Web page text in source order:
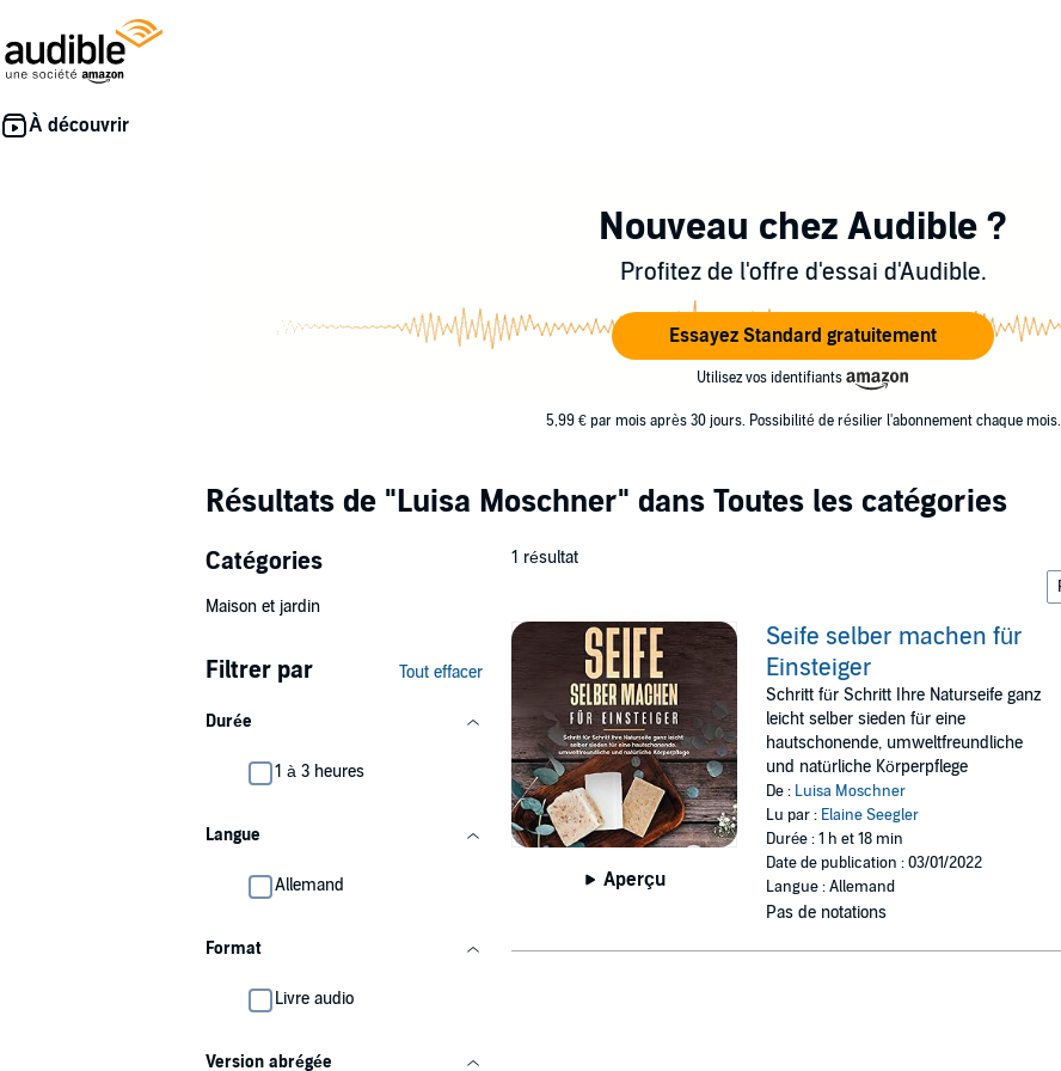
Nouveau chez Audible ?
Profitez de l'offre d'essai d'Audible.
Essayez Standard gratuitement
Utilisez vos identifiants
5,99 € par mois après 30 jours. Possibilité de résilier l'abonnement chaque mois.
Résultats de "Luisa Moschner" dans Toutes les catégories
Catégories
Maison et jardin
Filtrer par Tout effacer
Durée
1 à 3 heures
Langue
Allemand
Format
Livre audio
Version abrégée
1 résultat
Aperçu
Seife selber machen für
Einsteiger
Schritt für Schritt Ihre Naturseife ganz
leicht selber sieden für eine
hautschonende, umweltfreundliche
und natürliche Körperpflege
De : Luisa Moschner
Lu par : Elaine Seegler
Durée : 1 h et 18 min
Date de publication : 03/01/2022
Langue : Allemand
Pas de notations